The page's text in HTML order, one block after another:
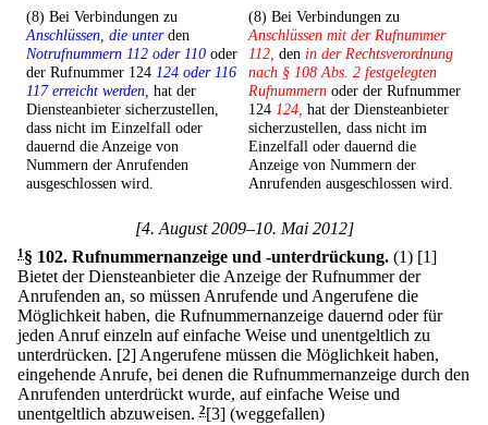
(8) Bei Verbindungen zu
Anschlüssen, die unterden
Notrufnummern 112 oder 110 oder
der Rufnummer 124 124 oder 116
117 erreicht werden, hat der
Diensteanbieter sicherzustellen,
dass nicht im Einzelfall oder
dauernd die Anzeige von
Nummern der Anrufenden
ausgeschlossen wird.
(8) Bei Verbindungen zu
Anschlüssen mit der Rufnummer
112, den in der Rechtsverordnung
nach § 108 Abs. 2 festgelegten
Rufnummern oder der Rufnummer
124 124, hat der Diensteanbieter
sicherzustellen, dass nicht im
Einzelfall oder dauernd die
Anzeige von Nummern der
Anrufenden ausgeschlossen wird.
[4. August 2009–10. Mai 2012]
1§ 102. Rufnummernanzeige und -unterdrückung. (1) [1]
Bietet der Diensteanbieter die Anzeige der Rufnummer der
Anrufenden an, so müssen Anrufende und Angerufene die
Möglichkeit haben, die Rufnummernanzeige dauernd oder für
jeden Anruf einzeln auf einfache Weise und unentgeltlich zu
unterdrücken. [2] Angerufene müssen die Möglichkeit haben,
eingehende Anrufe, bei denen die Rufnummernanzeige durch den
Anrufenden unterdrückt wurde, auf einfache Weise und
unentgeltlich abzuweisen. 2[3] (weggefallen)